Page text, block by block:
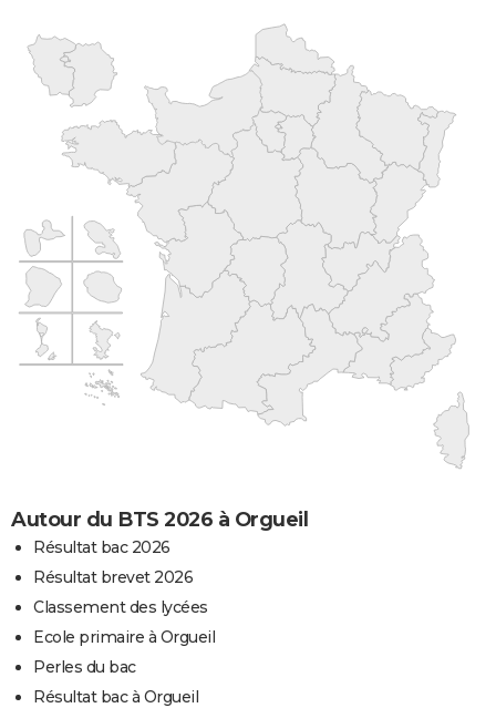
Autour du BTS 2026 à Orgueil
Résultat bac 2026
Résultat brevet 2026
Classement des lycées
Ecole primaire à Orgueil
Perles du bac
Résultat bac à Orgueil